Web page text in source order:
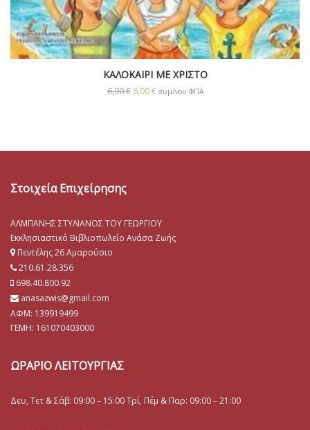
ΚΑΛΟΚΑΙΡΙ ΜΕ ΧΡΙΣΤΟ
6,90€ 6,00€ συμ/νου ΦΠΑ
Στοιχεία Επιχείρησης
ΑΛΜΠΑΝΗΣ ΣΤΥΛΙΑΝΟΣ ΤΟΥ ΓΕΩΡΓΙΟΥ
Εκκλησιαστικό Βιβλιοπωλείο Ανάσα Ζωής
Πεντέλης 26 Αμαρούσιο
210.61.28.356
698.40.800.92
anasazwis@gmail.com
ΑΦΜ: 139919499
ΓΕΜΗ: 161070403000
ΩΡΑΡΙΟ ΛΕΙΤΟΥΡΓΙΑΣ
Δευ, Τετ & Σάβ: 09:00 – 15:00 Τρί, Πέμ & Παρ: 09:00 – 21:00